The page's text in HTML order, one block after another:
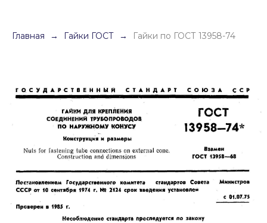
Главная Гайки ГОСТ Гайки по ГОСТ 13958-74